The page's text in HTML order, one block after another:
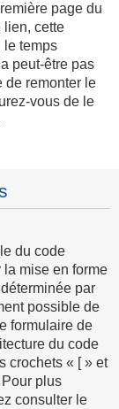
page du
lien, cette
le temps
peut-être pas
de remonter le
vous de le
du code
la mise en forme
par
possible de
formulaire de
du code
crochets « [ » et
plus
consulter le